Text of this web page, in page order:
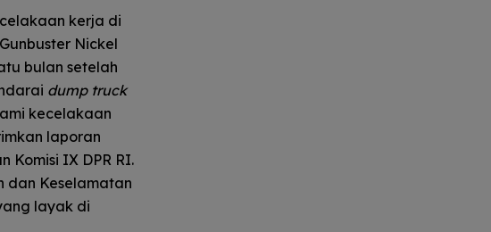
kerja di
Nickel
bulan setelah
dump truck
kecelakaan
laporan
IX DPR RI.
dan Keselamatan
layak di